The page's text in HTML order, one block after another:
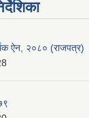
ऐन, २०८० (राजपत्र)